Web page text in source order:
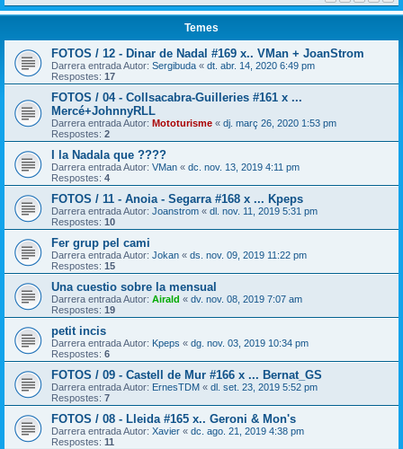
Temes
FOTOS / 12 - Dinar de Nadal #169 x.. VMan + JoanStrom
Darrera entrada Autor: Sergibuda « dt. abr. 14, 2020 6:49 pm
Respostes: 17
FOTOS / 04 - Collsacabra-Guilleries #161 x ...
Mercé+JohnnyRLL
Darrera entrada Autor: Mototurisme « dj. març 26, 2020 1:53 pm
Respostes: 2
I la Nadala que ????
Darrera entrada Autor: VMan « dc. nov. 13, 2019 4:11 pm
Respostes: 4
FOTOS / 11 - Anoia - Segarra #168 x ... Kpeps
Darrera entrada Autor: Joanstrom « dl. nov. 11, 2019 5:31 pm
Respostes: 10
Fer grup pel cami
Darrera entrada Autor: Jokan « ds. nov. 09, 2019 11:22 pm
Respostes: 15
Una cuestio sobre la mensual
Darrera entrada Autor: Airald « dv. nov. 08, 2019 7:07 am
Respostes: 19
petit incis
Darrera entrada Autor: Kpeps « dg. nov. 03, 2019 10:34 pm
Respostes: 6
FOTOS / 09 - Castell de Mur #166 x ... Bernat_GS
Darrera entrada Autor: ErnesTDM « dl. set. 23, 2019 5:52 pm
Respostes: 7
FOTOS / 08 - Lleida #165 x.. Geroni & Mon's
Darrera entrada Autor: Xavier « dc. ago. 21, 2019 4:38 pm
Respostes: 11